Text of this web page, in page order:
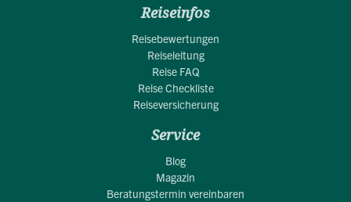
Reiseinfos
Reisebewertungen
Reiseleitung
Reise FAQ
Reise Checkliste
Reiseversicherung
Service
Blog
Magazin
Beratungstermin vereinbaren